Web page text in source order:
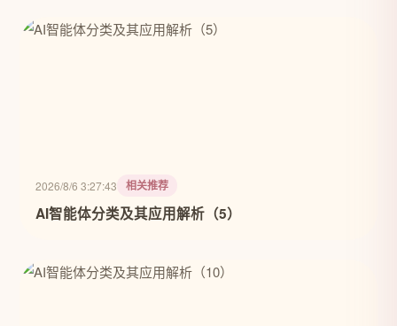
2026/8/6 3:27:43 相关推荐
AI智能体分类及其应用解析（5）